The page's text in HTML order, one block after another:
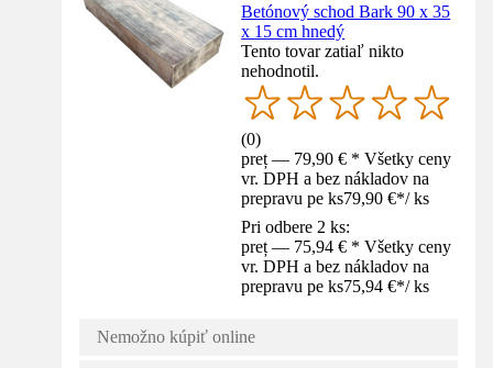
Betónový schod Bark 90 x 35
x 15 cm hnedý
Tento tovar zatiaľ nikto
nehodnotil.
(0)
preț — 79,90 € * Všetky ceny
vr. DPH a bez nákladov na
prepravu pe ks79,90 €*/ ks
Pri odbere 2 ks:
preț — 75,94 € * Všetky ceny
vr. DPH a bez nákladov na
prepravu pe ks75,94 €*/ ks
Nemožno kúpiť online